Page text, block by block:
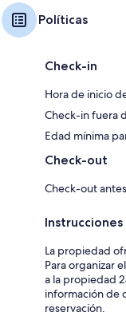
Políticas
Check-in
Hora de inicio
Check-in fuera
Edad mínima
Check-out
Check-out
La propiedad
Para organizar
a la propiedad
información de
reservación.